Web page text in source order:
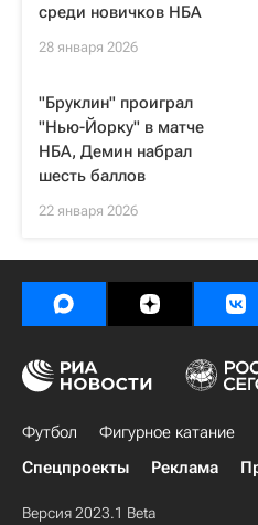
среди новичков НБА
28 января 2026
"Бруклин" проиграл
"Нью-Йорку" в матче
НБА, Демин набрал
шесть баллов
22 января 2026
Футбол Фигурное катание
Спецпроекты
Реклама
Версия 2023.1 Beta